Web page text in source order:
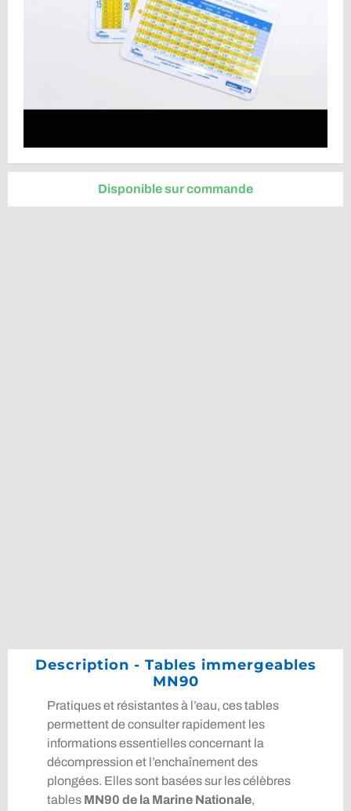
Disponible sur commande
Description - Tables immergeables
MN90
Pratiques et résistantes à l’eau, ces tables
permettent de consulter rapidement les
informations essentielles concernant la
décompression et l’enchaînement des
plongées. Elles sont basées sur les célèbres
tables MN90 de la Marine Nationale,